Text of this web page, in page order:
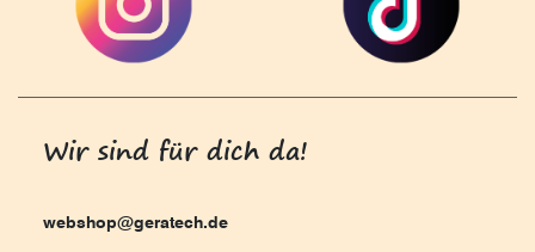
Wir sind für dich da!
webshop@geratech.de